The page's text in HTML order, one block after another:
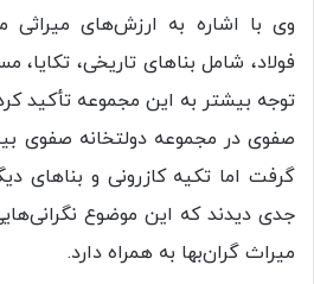
وی با اشاره به ارزش‌های
فولاد، شامل بناهای تاریخی، تکایا،
توجه بیشتر به این مجموعه تأکید
صفوی در مجموعه دولتخانه صفوی
گرفت اما تکیه کازرونی و بناهای
جدی دیدند که این موضوع
میراث گران‌بها به همراه دارد.